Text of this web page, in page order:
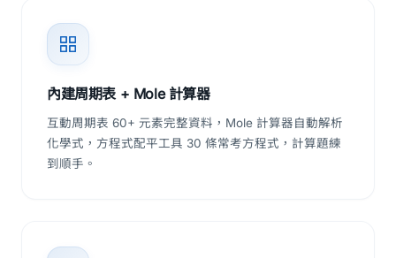
內建周期表 + Mole 計算器
互動周期表 60+ 元素完整資料，Mole 計算器自動解析
化學式，方程式配平工具 30 條常考方程式，計算題練
到順手。